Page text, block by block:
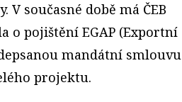
V současné době má ČEB
o pojištění EGAP (Exportní
mandátní smlouvu
projektu.